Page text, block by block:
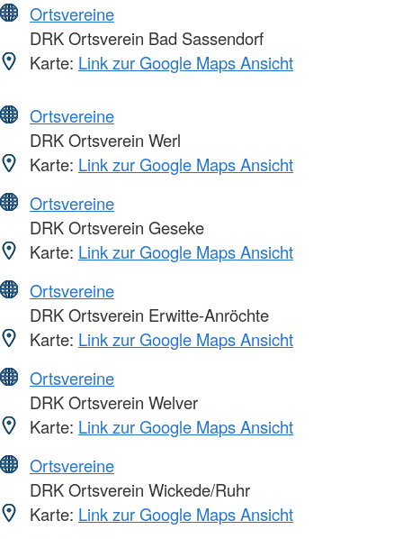
Ortsvereine
DRK Ortsverein Bad Sassendorf
Karte: Link zur Google Maps Ansicht
Ortsvereine
DRK Ortsverein Werl
Karte: Link zur Google Maps Ansicht
Ortsvereine
DRK Ortsverein Geseke
Karte: Link zur Google Maps Ansicht
Ortsvereine
DRK Ortsverein Erwitte-Anröchte
Karte: Link zur Google Maps Ansicht
Ortsvereine
DRK Ortsverein Welver
Karte: Link zur Google Maps Ansicht
Ortsvereine
DRK Ortsverein Wickede/Ruhr
Karte: Link zur Google Maps Ansicht